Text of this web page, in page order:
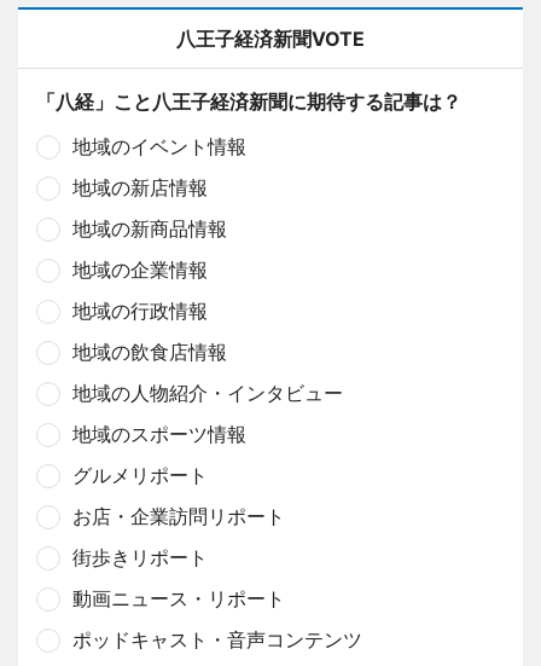
八王子経済新聞VOTE
「八経」こと八王子経済新聞に期待する記事は？
地域のイベント情報
地域の新店情報
地域の新商品情報
地域の企業情報
地域の行政情報
地域の飲食店情報
地域の人物紹介・インタビュー
地域のスポーツ情報
グルメリポート
お店・企業訪問リポート
街歩きリポート
動画ニュース・リポート
ポッドキャスト・音声コンテンツ